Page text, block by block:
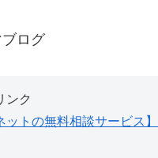
ログ
ンク
トの無料相談サービス】